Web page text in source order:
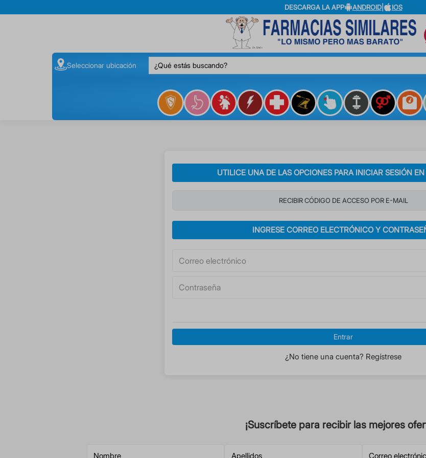
DESCARGA LA APP ANDROID| IOS
Seleccionar ubicación ¿Qué estás buscando?
UTILICE UNA DE LAS OPCIONES PARA INICIAR SESIÓN
RECIBIR CÓDIGO DE ACCESO POR E-MAIL
INGRESE CORREO ELECTRÓNICO Y
Entrar
¿No tiene una cuenta? Regístrese
¡Suscríbete para recibir las mejores